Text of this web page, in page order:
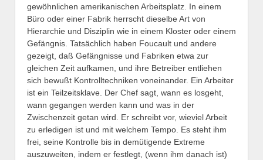
gewöhnlichen amerikanischen Arbeitsplatz. In einem
Büro oder einer Fabrik herrscht dieselbe Art von
Hierarchie und Disziplin wie in einem Kloster oder einem
Gefängnis. Tatsächlich haben Foucault und andere
gezeigt, daß Gefängnisse und Fabriken etwa zur
gleichen Zeit aufkamen, und ihre Betreiber entliehen
sich bewußt Kontrolltechniken voneinander. Ein Arbeiter
ist ein Teilzeitsklave. Der Chef sagt, wann es losgeht,
wann gegangen werden kann und was in der
Zwischenzeit getan wird. Er schreibt vor, wieviel Arbeit
zu erledigen ist und mit welchem Tempo. Es steht ihm
frei, seine Kontrolle bis in demütigende Extreme
auszuweiten, indem er festlegt, (wenn ihm danach ist)